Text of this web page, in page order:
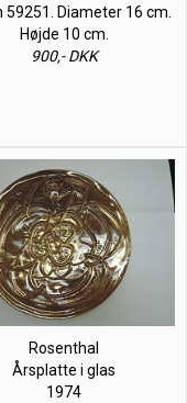
59251. Diameter 16 cm.
Højde 10 cm.
900,- DKK
Rosenthal
Årsplatte i glas
1974